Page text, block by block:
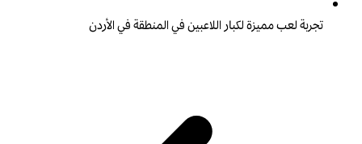
تجربة لعب مميزة لكبار اللاعبين في المنطقة في الأردن